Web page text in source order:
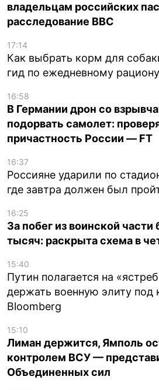
владельцам российских
расследование BBC
17:14
Как выбрать корм для
гид по ежедневному рациону
16:58
В Германии дрон со
подорвать самолет:
причастность России — FT
16:37
Россияне ударили по
где завтра должен был
16:25
За побег из воинской части
тысяч: раскрыта схема в
15:40
Путин полагается на
держать военную элиту
Bloomberg
15:10
Лиман держится, Ямполь
контролем ВСУ —
Объединенных сил